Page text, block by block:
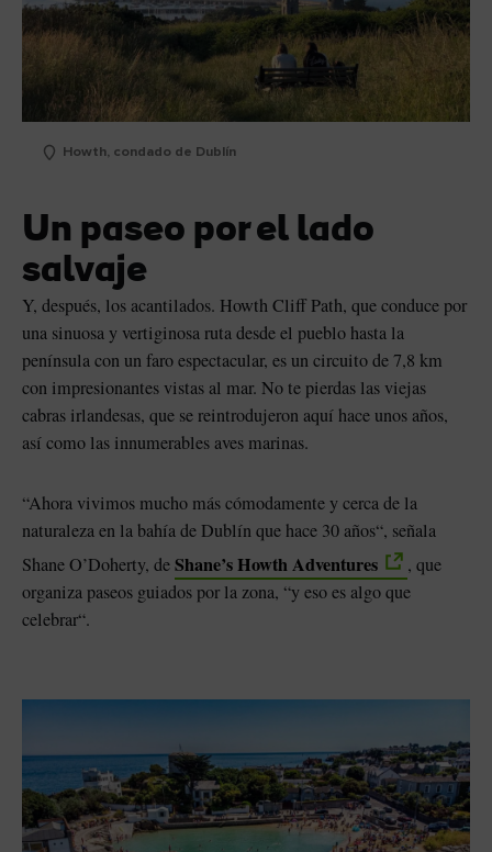
Howth, condado de Dublín
Un paseo por el lado
salvaje
Y, después, los acantilados. Howth Cliff Path, que conduce por
una sinuosa y vertiginosa ruta desde el pueblo hasta la
península con un faro espectacular, es un circuito de 7,8 km
con impresionantes vistas al mar. No te pierdas las viejas
cabras irlandesas, que se reintrodujeron aquí hace unos años,
así como las innumerables aves marinas.
“Ahora vivimos mucho más cómodamente y cerca de la
naturaleza en la bahía de Dublín que hace 30 años“, señala
Shane O’Doherty, deShane’s Howth Adventures
, que
organiza paseos guiados por la zona, “y eso es algo que
celebrar“.